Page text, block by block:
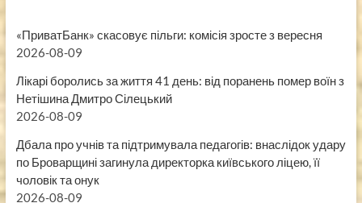
«ПриватБанк» скасовує пільги: комісія зросте з вересня
2026-08-09
Лікарі боролись за життя 41 день: від поранень помер воїн з
Нетішина Дмитро Сілецький
2026-08-09
Дбала про учнів та підтримувала педагогів: внаслідок удару
по Броварщині загинула директорка київського ліцею, її
чоловік та онук
2026-08-09